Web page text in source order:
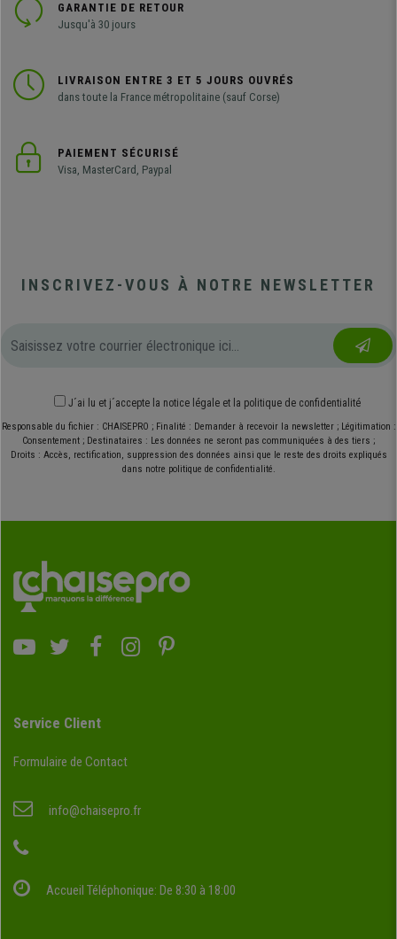
GARANTIE DE RETOUR
Jusqu'à 30 jours
LIVRAISON ENTRE 3 ET 5 JOURS OUVRÉS
dans toute la France métropolitaine (sauf Corse)
PAIEMENT SÉCURISÉ
Visa, MasterCard, Paypal
INSCRIVEZ-VOUS À NOTRE NEWSLETTER
J´ai lu et j´accepte la notice légale et la politique de confidentialité
Responsable du fichier : CHAISEPRO ; Finalité : Demander à recevoir la newsletter ; Légitimation :
Consentement ; Destinataires : Les données ne seront pas communiquées à des tiers ;
Droits : Accès, rectification, suppression des données ainsi que le reste des droits expliqués
dans notre politique de confidentialité.
Service Client
Formulaire de Contact
info@chaisepro.fr
Accueil Téléphonique: De 8:30 à 18:00